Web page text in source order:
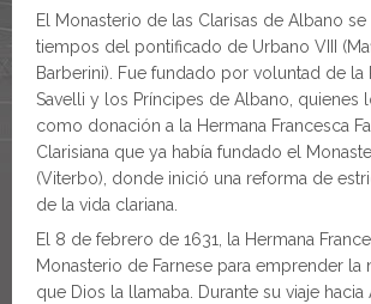
El Monasterio de las Clarisas de Albano
tiempos del pontificado de Urbano VIII
Barberini). Fue fundado por voluntad de la
Savelli y los Príncipes de Albano, quienes
como donación a la Hermana Francesca
Clarisiana que ya había fundado el
(Viterbo), donde inició una reforma de
de la vida clariana.
El 8 de febrero de 1631, la Hermana
Monasterio de Farnese para emprender la
que Dios la llamaba. Durante su viaje hacia